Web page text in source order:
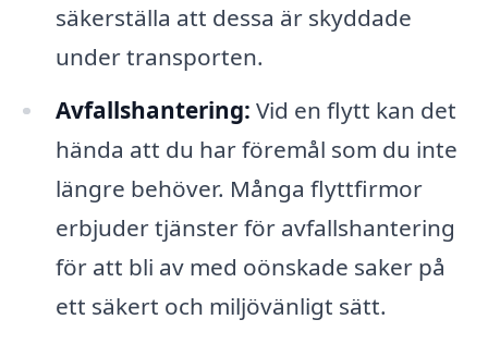
säkerställa att dessa är skyddade
under transporten.
Avfallshantering: Vid en flytt kan det
hända att du har föremål som du inte
längre behöver. Många flyttfirmor
erbjuder tjänster för avfallshantering
för att bli av med oönskade saker på
ett säkert och miljövänligt sätt.